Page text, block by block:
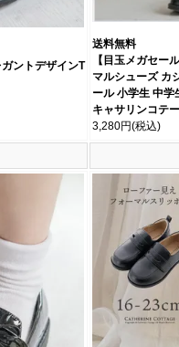
ガントデザインT
送料無料
【目玉メガセー
マルシューズ カ
ール 小学生 中学
キャサリンコテ
3,280円(税込)